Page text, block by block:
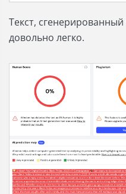
Текст, сгенерированный
довольно легко.